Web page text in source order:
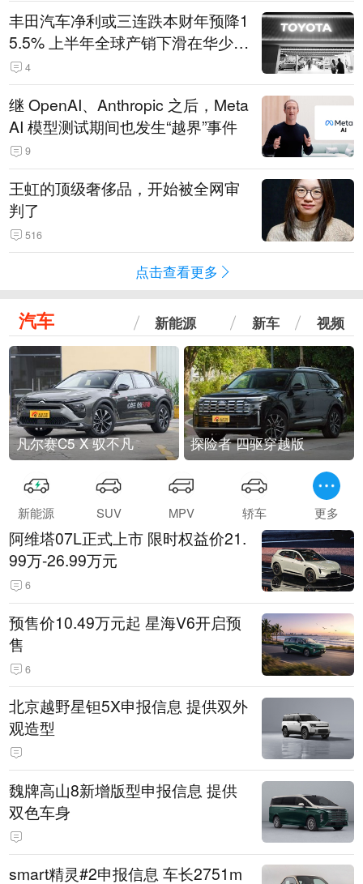
丰田汽车净利或三连跌本财年预降1
5.5% 上半年全球产销下滑在华少卖
14.3万辆
4
继 OpenAI、Anthropic 之后，Meta
AI 模型测试期间也发生“越界”事件
9
王虹的顶级奢侈品，开始被全网审
判了
516
点击查看更多
汽车 新能源 新车 视频
凡尔赛C5 X 驭不凡 探险者 四驱穿越版
新能源 SUV MPV 轿车 更多
阿维塔07L正式上市 限时权益价21.
99万-26.99万元
6
预售价10.49万元起 星海V6开启预
售
6
北京越野星钽5X申报信息 提供双外
观造型
魏牌高山8新增版型申报信息 提供
双色车身
smart精灵#2申报信息 车长2751m